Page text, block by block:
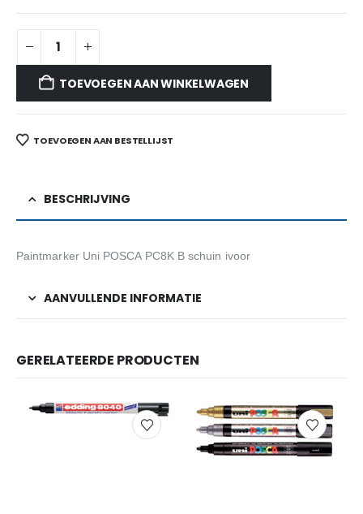
TOEVOEGEN AAN WINKELWAGEN
TOEVOEGEN AAN BESTELLIJST
BESCHRIJVING
Paintmarker Uni POSCA PC8K B schuin ivoor
AANVULLENDE INFORMATIE
GERELATEERDE PRODUCTEN